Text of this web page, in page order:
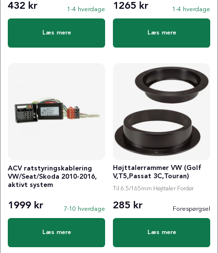
432 kr 1-4 hverdage
Læs mere
1265 kr 1-4 hverdage
Læs mere
ACV ratstyringskablering
VW/Seat/Skoda 2010-2016,
aktivt system
1999 kr 7-10 hverdage
Læs mere
Højttalerrammer VW (Golf
V,T5,Passat 3C,Touran)
Til 6.5/165mm Højttaler Fordør
285 kr Forespørgsel
Læs mere